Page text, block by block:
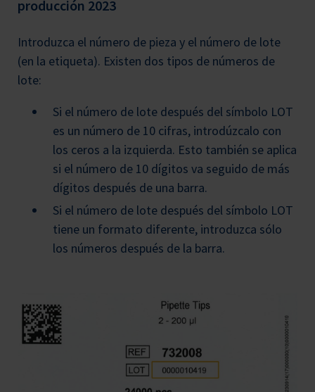
producción 2023
Introduzca el número de pieza y el número de lote
(en la etiqueta). Existen dos tipos de números de
lote:
Si el número de lote después del símbolo LOT
es un número de 10 cifras, introdúzcalo con
los ceros a la izquierda. Esto también se aplica
si el número de 10 dígitos va seguido de más
dígitos después de una barra.
Si el número de lote después del símbolo LOT
tiene un formato diferente, introduzca sólo
los números después de la barra.